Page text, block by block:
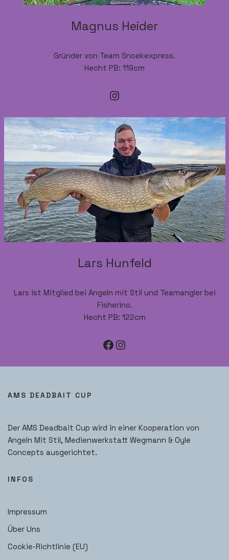
Magnus Heider
Gründer von Team Snoekexpress.
Hecht PB: 119cm
Lars Hunfeld
Lars ist Mitglied bei Angeln mit Stil und Teamangler bei
Fisherino.
Hecht PB: 122cm
AMS DEADBAIT CUP
Der AMS Deadbait Cup wird in einer Kooperation von
Angeln Mit Stil, Medienwerkstatt Wegmann & Oyle
Concepts ausgerichtet.
INFOS
Impressum
Über Uns
Cookie-Richtlinie (EU)